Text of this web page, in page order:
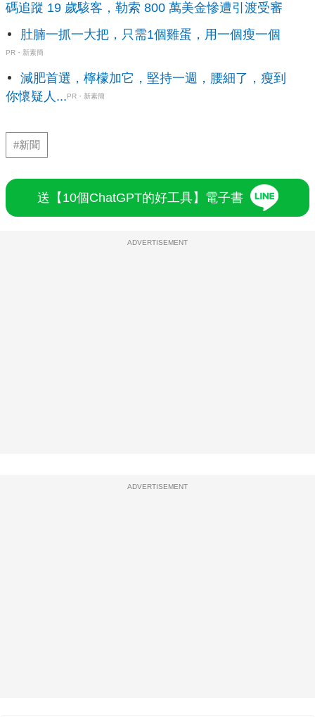
碼追蹤 19 歲駭客，勒索 800 萬美金慘遭引渡受審
肚腩一抓一大把，只需1個雞蛋，用一個瘦一個
PR・新素簡
減肥首選，檸檬加它，堅持一週，腰細了，瘦到
你懷疑人...PR・新素簡
#新聞
送【10個ChatGPT的好工具】電子書
ADVERTISEMENT
ADVERTISEMENT